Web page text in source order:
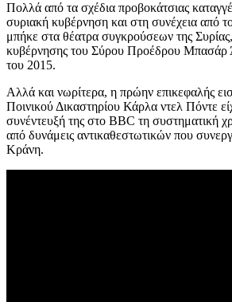
Πολλά από τα σχέδια προβοκάτσιας
συριακή κυβέρνηση και στη συνέχεια από
μπήκε στα θέατρα συγκρούσεων της
κυβέρνησης του Σύρου Προέδρου Μπασάρ
του 2015.
Αλλά και νωρίτερα, η πρώην επικεφαλής
Ποινικού Δικαστηρίου Κάρλα ντελ Πόντε
συνέντευξή της στο BBC τη συστηματική
από δυνάμεις αντικαθεστωτικών που
Κράνη.